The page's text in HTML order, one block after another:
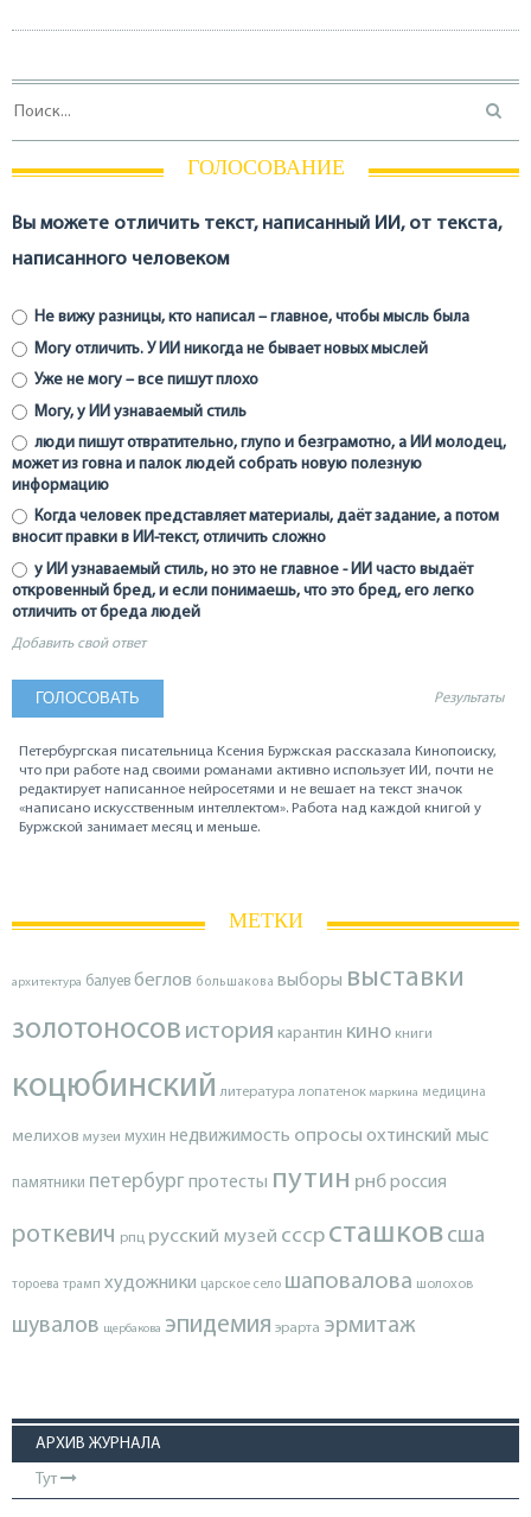
ГОЛОСОВАНИЕ
Вы можете отличить текст, написанный ИИ, от текста,
написанного человеком
Не вижу разницы, кто написал – главное, чтобы мысль была
Могу отличить. У ИИ никогда не бывает новых мыслей
Уже не могу – все пишут плохо
Могу, у ИИ узнаваемый стиль
люди пишут отвратительно, глупо и безграмотно, а ИИ молодец,
может из говна и палок людей собрать новую полезную
информацию
Когда человек представляет материалы, даёт задание, а потом
вносит правки в ИИ-текст, отличить сложно
у ИИ узнаваемый стиль, но это не главное - ИИ часто выдаёт
откровенный бред, и если понимаешь, что это бред, его легко
отличить от бреда людей
Добавить свой ответ
Результаты
Петербургская писательница Ксения Буржская рассказала Кинопоиску,
что при работе над своими романами активно использует ИИ, почти не
редактирует написанное нейросетями и не вешает на текст значок
«написано искусственным интеллектом». Работа над каждой книгой у
Буржской занимает месяц и меньше.
МЕТКИ
архитектура балуев беглов большакова выборы выставки
золотоносов история карантин кино книги
коцюбинский литература лопатенок маркина медицина
мелихов музеи мухин недвижимость опросы охтинский мыс
памятники петербургпротесты путин рнброссия
роткевич рпц русский музей ссср сташков сша
тороева трамп художники царское село шаповалова шолохов
шувалов щербакова эпидемия эрарта эрмитаж
АРХИВ ЖУРНАЛА
Тут